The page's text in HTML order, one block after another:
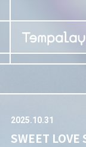
2025.10.31
SWEET LOVE